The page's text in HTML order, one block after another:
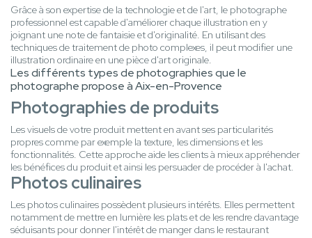
Grâce à son expertise de la technologie et de l'art, le photographe
professionnel est capable d'améliorer chaque illustration en y
joignant une note de fantaisie et d'originalité. En utilisant des
techniques de traitement de photo complexes, il peut modifier une
illustration ordinaire en une pièce d'art originale.
Les différents types de photographies que le
photographe propose à Aix-en-Provence
Photographies de produits
Les visuels de votre produit mettent en avant ses particularités
propres comme par exemple la texture, les dimensions et les
fonctionnalités. Cette approche aide les clients à mieux appréhender
les bénéfices du produit et ainsi les persuader de procéder à l'achat.
Photos culinaires
Les photos culinaires possèdent plusieurs intérêts. Elles permettent
notamment de mettre en lumière les plats et de les rendre davantage
séduisants pour donner l'intérêt de manger dans le restaurant